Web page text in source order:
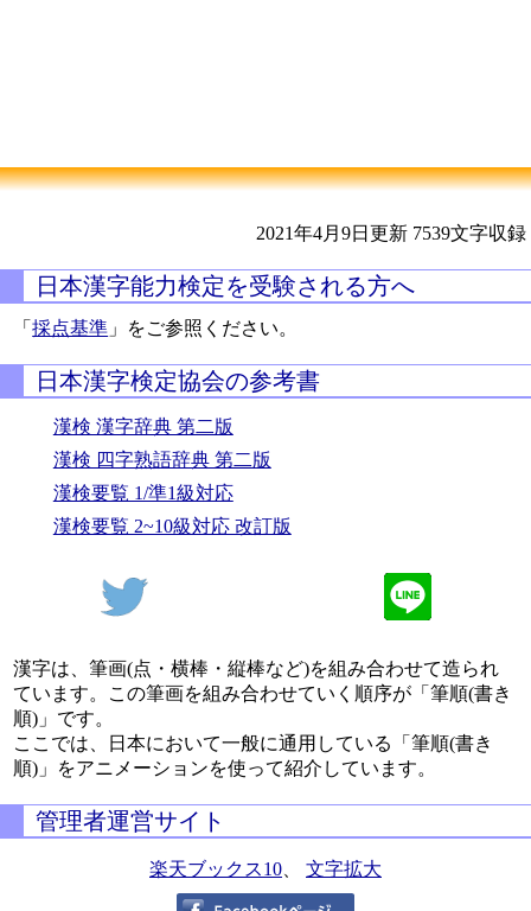
2021年4月9日更新 7539文字収録
日本漢字能力検定を受験される方へ
「採点基準 」をご参照ください。
日本漢字検定協会の参考書
漢検 漢字辞典 第二版
漢検 四字熟語辞典 第二版
漢検要覧 1/準1級対応
漢検要覧 2~10級対応 改訂版
漢字は、筆画(点・横棒・縦棒など)を組み合わせて造られ
ています。この筆画を組み合わせていく順序が「筆順(書き
順)」です。
ここでは、日本において一般に通用している「筆順(書き
順)」をアニメーションを使って紹介しています。
管理者運営サイト
楽天ブックス10 文字拡大